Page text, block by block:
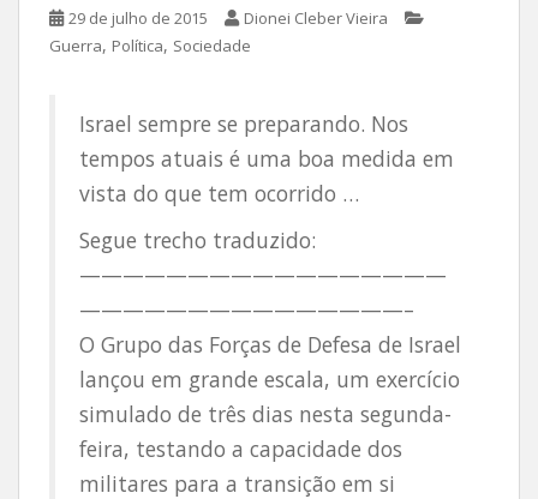
29 de julho de 2015
Dionei Cleber Vieira
Guerra, Política, Sociedade
Israel sempre se preparando. Nos
tempos atuais é uma boa medida em
vista do que tem ocorrido …
Segue trecho traduzido:
—————————————————
———————————————–
O Grupo das Forças de Defesa de Israel
lançou em grande escala, um exercício
simulado de três dias nesta segunda-
feira, testando a capacidade dos
militares para a transição em si